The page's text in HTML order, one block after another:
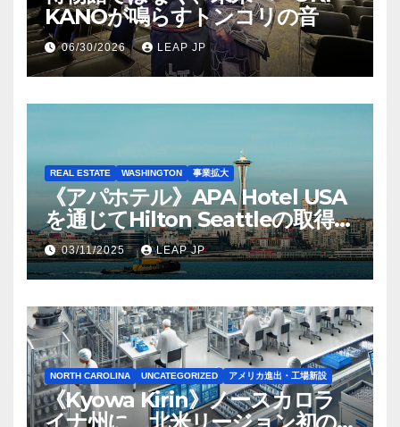
KANOが鳴らすトンコリの音
06/30/2026 LEAP JP
REAL ESTATE WASHINGTON 事業拡大
《アパホテル》APA Hotel USA
を通じてHilton Seattleの取得を
完了
03/11/2025 LEAP JP
NORTH CAROLINA UNCATEGORIZED アメリカ進出・工場新設
《Kyowa Kirin》ノースカロラ